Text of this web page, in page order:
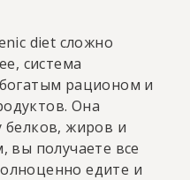
diet сложно
система
рационом и
Она
белков, жиров и
вы получаете все
едите и